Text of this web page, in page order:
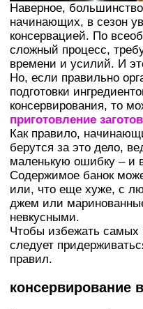
Наверное,
начинающих, в сезон
консервацией. По
сложный процесс,
времени и усилий. И
Но, если правильно
подготовки
консервирования, то
приготовление
Как правило,
берутся за это дело,
маленькую ошибку – и
Содержимое банок
или, что еще хуже, с
джем или
невкусными.
Чтобы избежать самых
следует
правил.
консервирование